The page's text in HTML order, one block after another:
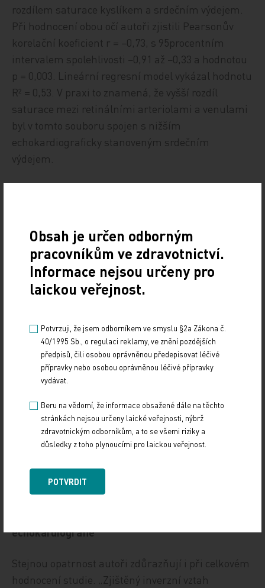
rozdílem saturace kyslíkem a srdečním výdejem.
Při hodnocení obou očí autoři zjistili Pearsonův
korelační koeficient r = −0,73, s 95procentním
intervalem spolehlivosti −0,91 až −0,33 a hodnotou
p = 0,003. Lineární regresní model vykázal hodnotu
R² = 0,53. V praxi to znamená, že vyšší rozdíl
saturace mezi retinálními arteriolami a venulami
byl v tomto souboru spojen s nižším
echokardiograficky stanoveným srdečním
výdejem.
r = −0,57, u levého oka r = −0,76. Spearmanův
pořadový korelační koeficient potvrdil inverzní
vztah pro průměrný AV rozdíl obou očí, kde dosáhl
ρ = −0,77 při p = 0,001; u levého oka byl vztah ještě
oka byl slabší a těsně nedosáhl statistické
významnosti (ρ = −0,53; p = 0,052).
Tento rozdíl mezi pravým a levým okem autoři
neinterpretovali jako samostatný klinický signál.
V diskusi upozorňují, že silnější vztah u levého oka
může souviset s malým počtem sledovaných osob,
a za vhodnější proto považují hodnocení
průměrných hodnot obou očí. Už tato interpretace
ukazuje, že výsledky je třeba číst především jako
pilotní ověření sledovaného vztahu.
echokardiografie
Stejnou opatrnost autoři zdůrazňují i při celkovém
hodnocení studie. „Zjištěný inverzní vztah
Obsah je určen odborným
pracovníkům ve zdravotnictví.
Informace nejsou určeny pro
laickou veřejnost.
Potvrzuji, že jsem odborníkem ve smyslu §2a Zákona č.
40/1995 Sb., o regulaci reklamy, ve znění pozdějších
předpisů, čili osobou oprávněnou předepisovat léčivé
přípravky nebo osobou oprávněnou léčivé přípravky
vydávat.
Beru na vědomí, že informace obsažené dále na těchto
stránkách nejsou určeny laické veřejnosti, nýbrž
zdravotnickým odborníkům, a to se všemi riziky a
důsledky z toho plynoucími pro laickou veřejnost.
POTVRDIT